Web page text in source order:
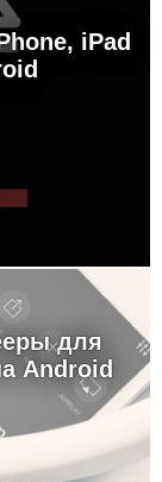
iPad
для
Android